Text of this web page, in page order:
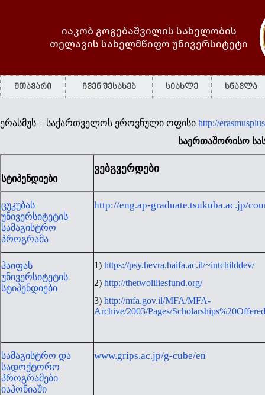
იაკობ გოგებაშვილის სახელობის
თელავის სახელმწიფო უნივერსიტეტი
მთავარი ჩვენ შესახებ სიახლე სწავლა
ერასმუს + საქართველოს ეროვნული ოფისი http://
საერთაშორისო
სტიპენდიები
ვებგვერდები
ცუკუბას
უნივერსიტეტის
სამაგისტრო
პროგრამა
http://eng.ap-graduate.tsukuba.ac.jp/
ჰაიფას
უნივერსიტეტის
სტიპენდიები
1) https://psy.hevra.haifa.ac.il/~intchilddev/
2) http://thetwoliliesfund.org/
3) http://mfa.gov.il/MFA/MFA-
Archive/2003/Pages/
სამაგისტრო და
სადოქტორო
პროგრამები
იაპონიაში
www.grips.ac.jp/g-cube/en